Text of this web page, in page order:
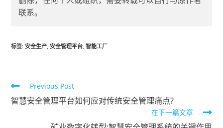
联系。
标签:安全生产, 安全管理平台, 智能工厂
Previous Post
智慧安全管理平台如何应对传统安全管理痛点?
在下一篇文章